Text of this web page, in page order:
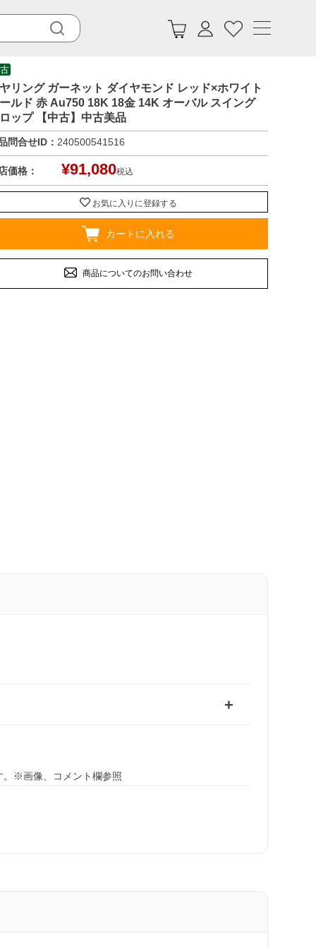
リング ガーネット ダイヤモンド レッド×ホワイト
ルド 赤 Au750 18K 18金 14K オーバル スイング
ップ 【中古】中古美品
問合せID： 240500541516
価格： ¥91,080税込
お気に入りに登録する
カートに入れる
商品についてのお問い合わせ
。※画像、コメント欄参照